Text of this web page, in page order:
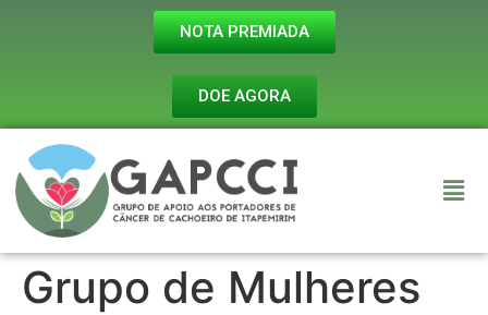
NOTA PREMIADA
DOE AGORA
Grupo de Mulheres